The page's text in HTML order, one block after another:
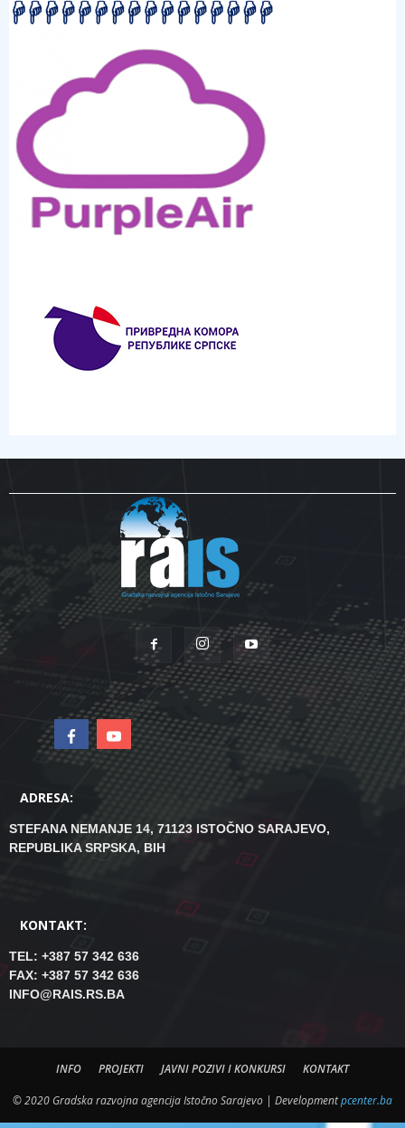
ADRESA:
STEFANA NEMANJE 14, 71123 ISTOČNO SARAJEVO,
REPUBLIKA SRPSKA, BIH
KONTAKT:
TEL: +387 57 342 636
FAX: +387 57 342 636
INFO@RAIS.RS.BA
INFO PROJEKTI JAVNI POZIVI I KONKURSI KONTAKT
© 2020 Gradska razvojna agencija Istočno Sarajevo | Developmentpcenter.ba